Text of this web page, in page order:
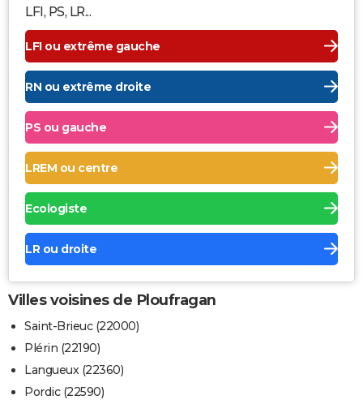
LFI, PS, LR...
LFI ou extrême gauche
RN ou extrême droite
PS ou gauche
LREM ou centre
Ecologiste
LR ou droite
Villes voisines de Ploufragan
Saint-Brieuc (22000)
Plérin (22190)
Langueux (22360)
Pordic (22590)